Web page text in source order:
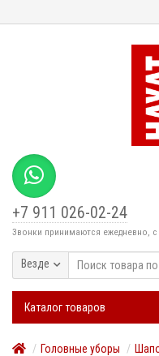
+7 911 026-02-24
Звонки принимаются ежедневно, с
Везде
Каталог товаров
Головные уборы